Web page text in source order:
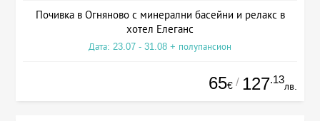
Почивка в Огняново с минерални басейни и релакс в
хотел Елеганс
Дата: 23.07 - 31.08 + полупансион
65€ / 127.13
лв.